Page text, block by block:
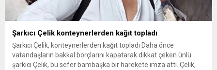
Şarkıcı Çelik konteynerlerden kağıt topladı
Şarkıcı Çelik, konteynerlerden kağıt topladı Daha önce
vatandaşların bakkal borçlarını kapatarak dikkat çeken ünlü
şarkıcı Çelik, bu sefer bambaşka bir harekete imza attı. Çelik,